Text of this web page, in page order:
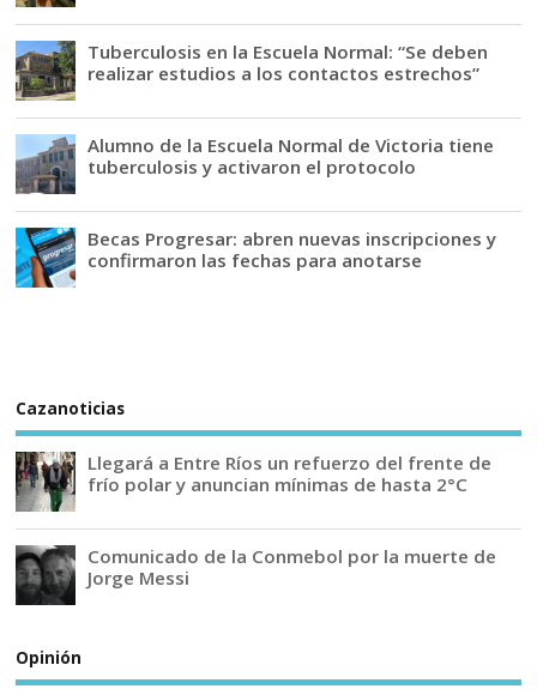
Tuberculosis en la Escuela Normal: “Se deben
realizar estudios a los contactos estrechos”
Alumno de la Escuela Normal de Victoria tiene
tuberculosis y activaron el protocolo
Becas Progresar: abren nuevas inscripciones y
confirmaron las fechas para anotarse
Cazanoticias
Llegará a Entre Ríos un refuerzo del frente de
frío polar y anuncian mínimas de hasta 2°C
Comunicado de la Conmebol por la muerte de
Jorge Messi
Opinión